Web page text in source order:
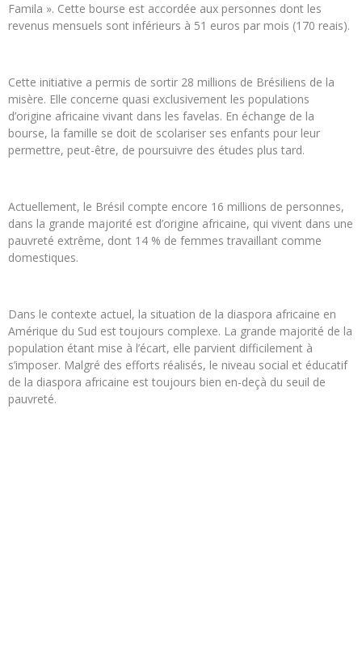
Famila ». Cette bourse est accordée aux personnes dont les
revenus mensuels sont inférieurs à 51 euros par mois (170 reais).
Cette initiative a permis de sortir 28 millions de Brésiliens de la
misère. Elle concerne quasi exclusivement les populations
d’origine africaine vivant dans les favelas. En échange de la
bourse, la famille se doit de scolariser ses enfants pour leur
permettre, peut-être, de poursuivre des études plus tard.
Actuellement, le Brésil compte encore 16 millions de personnes,
dans la grande majorité est d’origine africaine, qui vivent dans une
pauvreté extrême, dont 14 % de femmes travaillant comme
domestiques.
Dans le contexte actuel, la situation de la diaspora africaine en
Amérique du Sud est toujours complexe. La grande majorité de la
population étant mise à l’écart, elle parvient difficilement à
s’imposer. Malgré des efforts réalisés, le niveau social et éducatif
de la diaspora africaine est toujours bien en-deçà du seuil de
pauvreté.